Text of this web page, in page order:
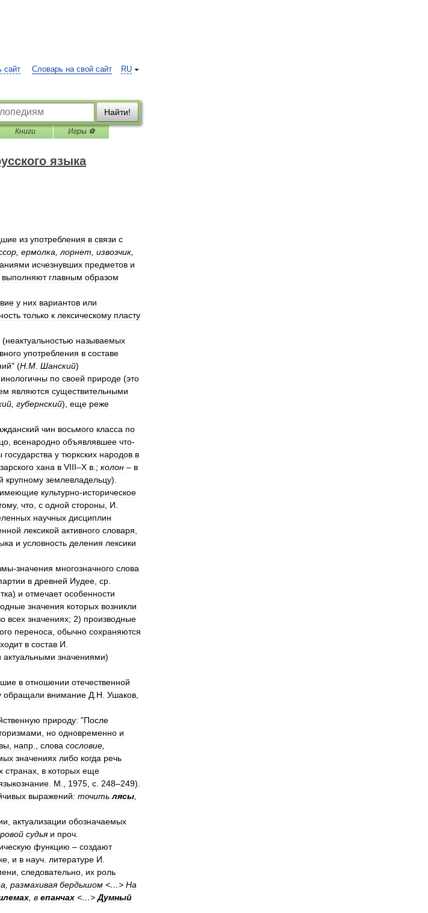
RU
сайт Словарь на свой сайт
Найти!
Книги Игры ⚽
языка
из употребления в связи с
ермолка лорнет извозчик
исчезнувших предметов и
выполняют главным образом
у них вариантов или
только к лексическому пласту
(неактуальностью называемых
употребления в составе
" (Н М Шанский)
по своей природе (это
являются существительными
губернский), еще реже
чин восьмого класса по
всенародно объявлявшее что-
государства у тюркских народов в
хана в VIII–X в .; колон – в
крупному землевладельцу).
имеющие культурно-историческое
, что с одной стороны И
научных дисциплин
лексикой активного словаря
и условность деления лексики
-значения многозначного слова
в древней Иудее ср
) и отмечает особенности
значения которых возникли
всех значениях; 2) производные
переноса обычно сохраняются
в состав И
актуальными значениями)
в отношении отечественной
обращали внимание Д Н Ушаков
природу: "После
но одновременно и
напр слова сословие
значениях либо когда речь
странах в которых еще
М 1975 с 248–249).
выражений: точить лясы
актуализации обозначаемых
судья и проч
функцию – создают
и в науч литературе И
следовательно их роль
размахивая бердышом <…> На
в епанчах <…>Думный